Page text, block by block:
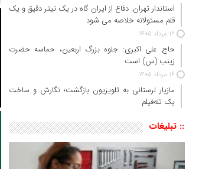
استاندار تهران: دفاع از ایران گاه در یک تیتر دقیق و یک
قلم مسئولانه خلاصه می شود
16 مرداد 1405
حاج‌ علی‌ اکبری: جلوه بزرگ اربعین، حماسه حضرت
زینب (س) است
16 مرداد 1405
مازیار لرستانی به تلویزیون بازگشت؛ نگارش و ساخت
یک تله‌فیلم
:: تبلیغات